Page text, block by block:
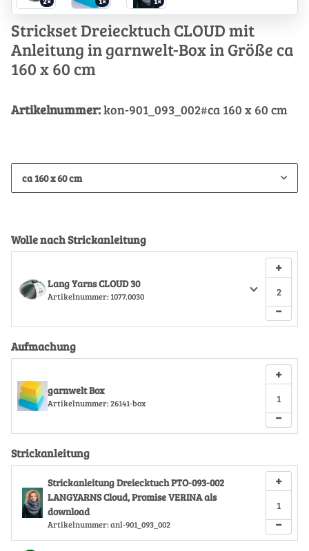
Strickset Dreiecktuch CLOUD mit
Anleitung in garnwelt-Box in Größe ca
160 x 60 cm
Artikelnummer:kon-901_093_002#ca 160 x 60 cm
ca 160 x 60 cm
Wolle nach Strickanleitung
Lang Yarns CLOUD 30
Artikelnummer: 1077.0030
−
+
Aufmachung
garnwelt Box
Artikelnummer: 26141-box
−
+
Strickanleitung
Strickanleitung Dreiecktuch PTO-093-002
LANGYARNS Cloud, Promise VERINA als
download
Artikelnummer: anl-901_093_002 −
+